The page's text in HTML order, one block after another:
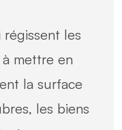
les
mettre en
la surface
les biens